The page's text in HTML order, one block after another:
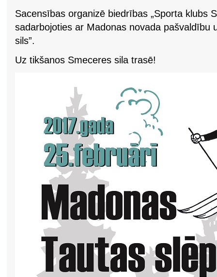
Sacensības organizē biedrības „Sporta klubs
sadarbojoties ar Madonas novada pašvaldību
sils”.
Uz tikšanos Smeceres sila trasē!